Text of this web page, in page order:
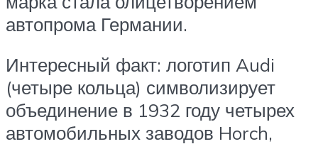
автопрома Германии.
Интересный факт: логотип Audi
(четыре кольца) символизирует
объединение в 1932 году четырех
автомобильных заводов Horch,